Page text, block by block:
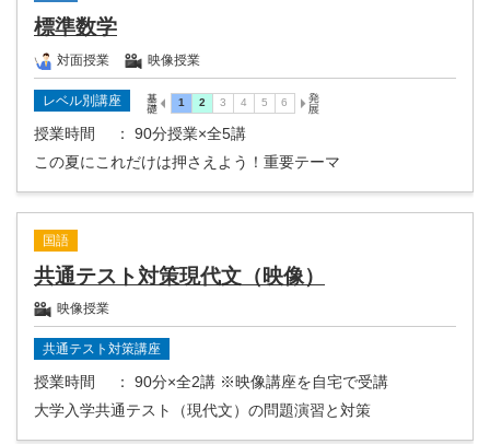
標準数学
対面授業 映像授業
レベル別講座
授業時間
： 90分授業×全5講
この夏にこれだけは押さえよう！重要テーマ
国語
共通テスト対策現代文（映像）
映像授業
共通テスト対策講座
授業時間
： 90分×全2講 ※映像講座を自宅で受講
大学入学共通テスト（現代文）の問題演習と対策